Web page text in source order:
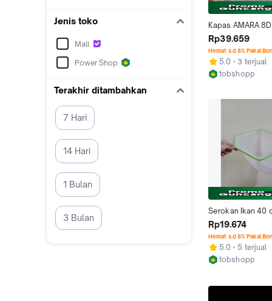
Jenis toko
Mall
Power Shop
Terakhir ditambahkan
7 Hari
14 Hari
1 Bulan
3 Bulan
Kapas AMARA
30x40 Media
Busa Air Aquarium
Aquascape Kolam
Biofoam Bio Foam
Honeycomb
x 40 Cm
Rp39.659
Hemat s.d 8% Pakai
5.0
3 terjual
tobshopp
Serokan Ikan 40
Saringan Jaring
Aquarium Kolam
40cm
Rp19.674
Hemat s.d 8% Pakai
5.0
5 terjual
tobshopp